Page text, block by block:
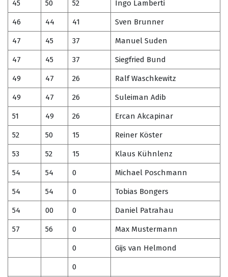
45 50 52 Ingo Lamberti
46 44 41 Sven Brunner
47 45 37 Manuel Suden
47 45 37 Siegfried Bund
49 47 26 Ralf Waschkewitz
49 47 26 Suleiman Adib
51 49 26 Ercan Akcapinar
52 50 15 Reiner Köster
53 52 15 Klaus Kühnlenz
54 54 0 Michael Poschmann
54 54 0 Tobias Bongers
54 00 0 Daniel Patrahau
57 56 0 Max Mustermann
0 Gijs van Helmond
0